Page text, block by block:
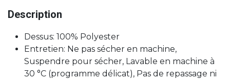
Description
Dessus: 100% Polyester
Entretien: Ne pas sécher en machine,
Suspendre pour sécher, Lavable en machine à
30 °C (programme délicat), Pas de repassage ni